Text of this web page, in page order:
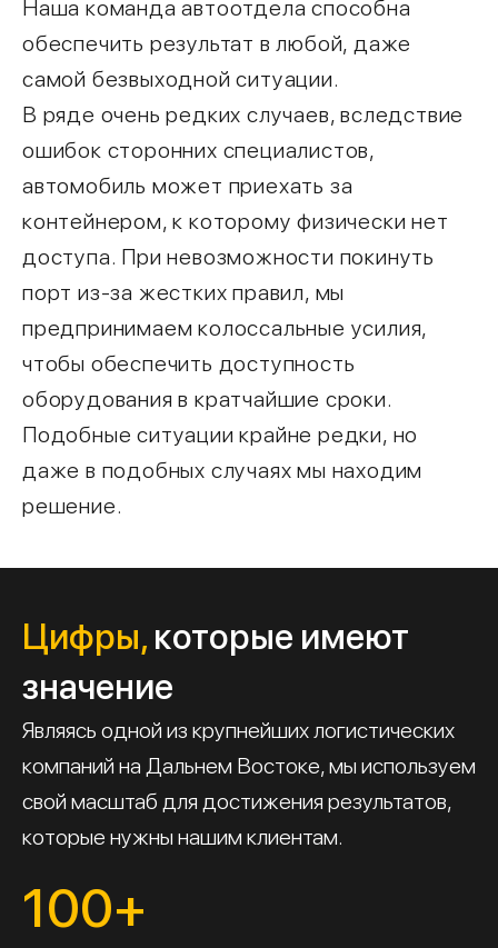
Наша команда автоотдела способна
обеспечить результат в любой, даже
самой безвыходной ситуации.
В ряде очень редких случаев, вследствие
ошибок сторонних специалистов,
автомобиль может приехать за
контейнером, к которому физически нет
доступа. При невозможности покинуть
порт из-за жестких правил, мы
предпринимаем колоссальные усилия,
чтобы обеспечить доступность
оборудования в кратчайшие сроки.
Подобные ситуации крайне редки, но
даже в подобных случаях мы находим
решение.
Цифры, которые имеют
значение
Являясь одной из крупнейших логистических
компаний на Дальнем Востоке, мы используем
свой масштаб для достижения результатов,
которые нужны нашим клиентам.
100+